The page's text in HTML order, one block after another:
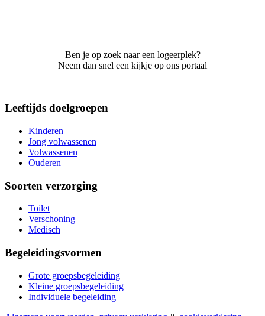
Ben je op zoek naar een logeerplek?
Neem dan snel een kijkje op ons portaal
Leeftijds doelgroepen
Kinderen
Jong volwassenen
Volwassenen
Ouderen
Soorten verzorging
Toilet
Verschoning
Medisch
Begeleidingsvormen
Grote groepsbegeleiding
Kleine groepsbegeleiding
Individuele begeleiding